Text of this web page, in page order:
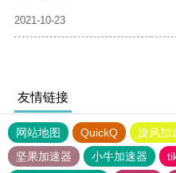
2021-10-23
友情链接
网站地图 QuickQ 旋风加
坚果加速器
小牛加速器